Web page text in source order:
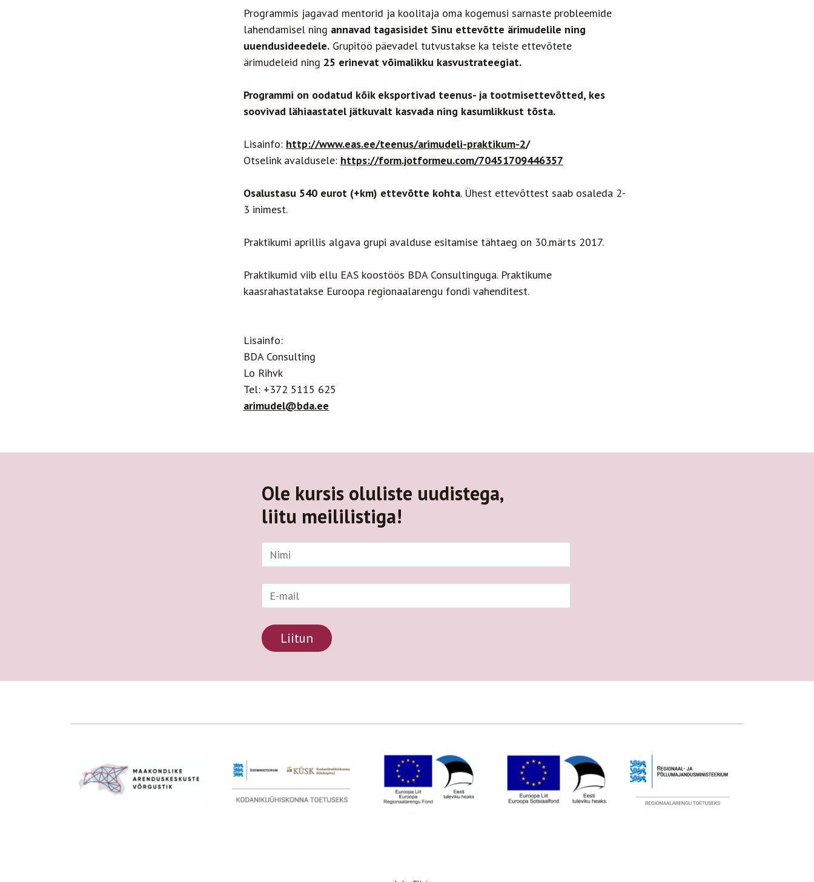
Programmis jagavad mentorid ja koolitaja oma kogemusi sarnaste probleemide
lahendamisel ning annavad tagasisidet Sinu ettevõtte ärimudelile ning
uuendusideedele. Grupitöö päevadel tutvustakse ka teiste ettevõtete
ärimudeleid ning 25 erinevat võimalikku kasvustrateegiat.
Programmi on oodatud kõik eksportivad teenus- ja tootmisettevõtted, kes
soovivad lähiaastatel jätkuvalt kasvada ning kasumlikkust tõsta.
Lisainfo: http://www.eas.ee/teenus/arimudeli-praktikum-2/
Otselink avaldusele: https://form.jotformeu.com/70451709446357
Osalustasu 540 eurot (+km) ettevõtte kohta. Ühest ettevõttest saab osaleda 2-
3 inimest.
Praktikumi aprillis algava grupi avalduse esitamise tähtaeg on 30.märts 2017.
Praktikumid viib ellu EAS koostöös BDA Consultinguga. Praktikume
kaasrahastatakse Euroopa regionaalarengu fondi vahenditest.
Lisainfo:
BDA Consulting
Lo Rihvk
Tel: +372 5115 625
arimudel@bda.ee
Ole kursis oluliste uudistega,
liitu meililistiga!